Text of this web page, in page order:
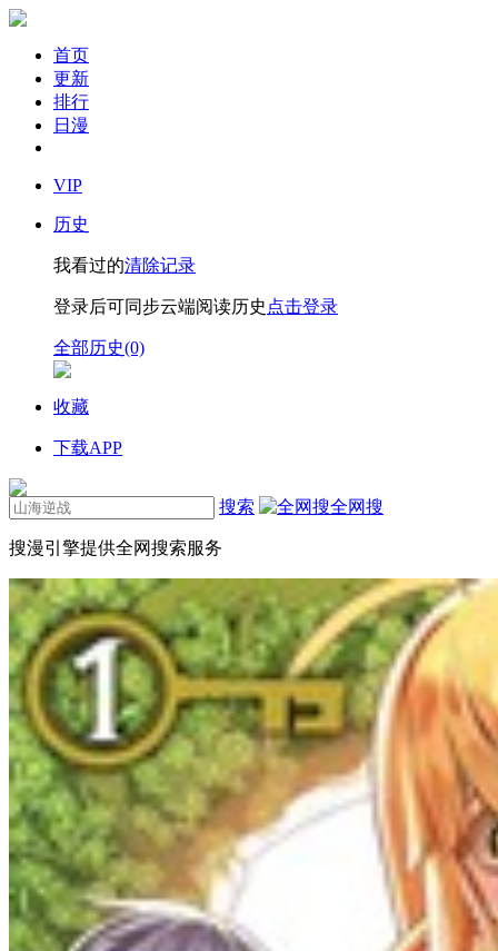
首页
更新
排行
日漫
VIP
历史
我看过的清除记录
登录后可同步云端阅读历史 点击登录
全部历史(0)
收藏
下载APP
搜索 全网搜
搜漫引擎提供全网搜索服务